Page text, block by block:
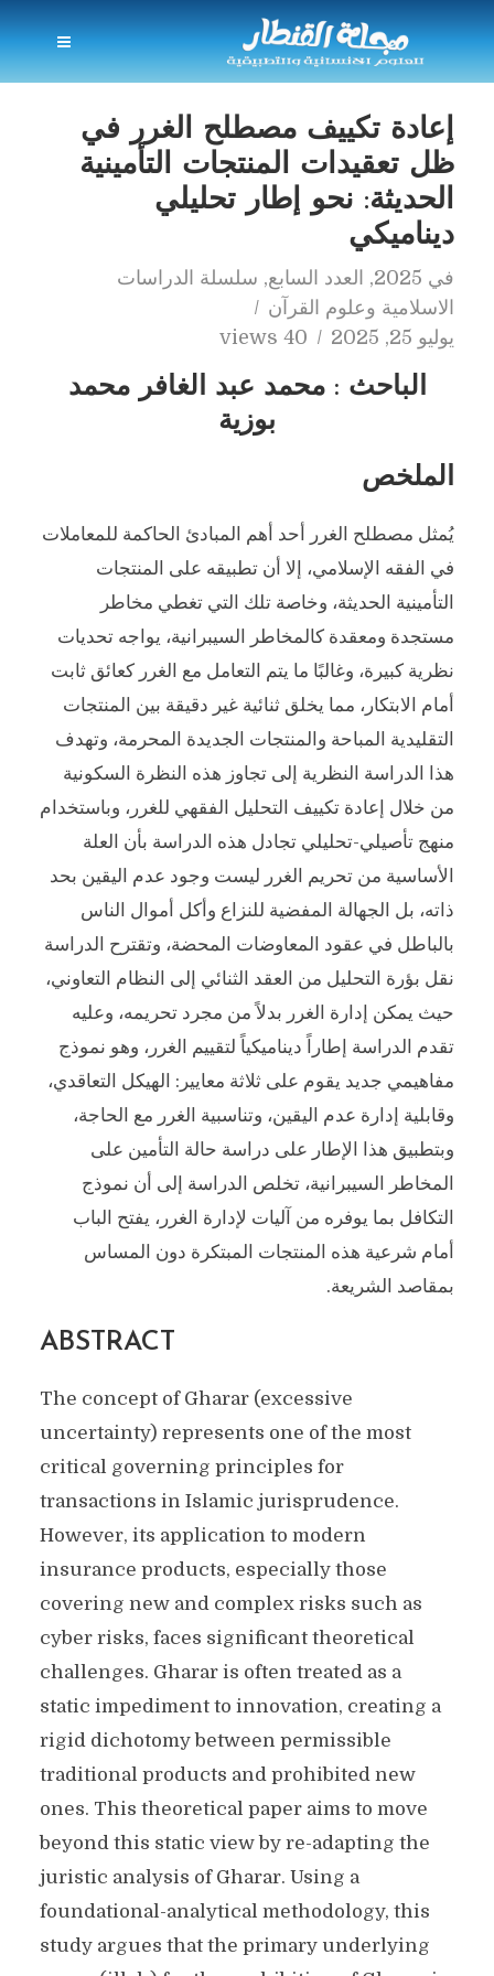
إعادة تكييف مصطلح الغرر في
ظل تعقيدات المنتجات التأمينية
الحديثة: نحو إطار تحليلي
ديناميكي
في 2025
, العدد السابع, سلسلة الدراسات
الاسلامية وعلوم القرآن
يوليو 25, 2025
40 views
الباحث : محمد عبد الغافر محمد
بوزية
الملخص
يُمثل مصطلح الغرر أحد أهم المبادئ الحاكمة للمعاملات
في الفقه الإسلامي، إلا أن تطبيقه على المنتجات
التأمينية الحديثة، وخاصة تلك التي تغطي مخاطر
مستجدة ومعقدة كالمخاطر السيبرانية، يواجه تحديات
نظرية كبيرة، وغالبًا ما يتم التعامل مع الغرر كعائق ثابت
أمام الابتكار، مما يخلق ثنائية غير دقيقة بين المنتجات
التقليدية المباحة والمنتجات الجديدة المحرمة، وتهدف
هذا الدراسة النظرية إلى تجاوز هذه النظرة السكونية
من خلال إعادة تكييف التحليل الفقهي للغرر، وباستخدام
منهج تأصيلي-تحليلي تجادل هذه الدراسة بأن العلة
الأساسية من تحريم الغرر ليست وجود عدم اليقين بحد
ذاته، بل الجهالة المفضية للنزاع وأكل أموال الناس
بالباطل في عقود المعاوضات المحضة، وتقترح الدراسة
نقل بؤرة التحليل من العقد الثنائي إلى النظام التعاوني،
حيث يمكن إدارة الغرر بدلاً من مجرد تحريمه، وعليه
تقدم الدراسة إطاراً ديناميكياً لتقييم الغرر، وهو نموذج
مفاهيمي جديد يقوم على ثلاثة معايير: الهيكل التعاقدي،
وقابلية إدارة عدم اليقين، وتناسبية الغرر مع الحاجة،
وبتطبيق هذا الإطار على دراسة حالة التأمين على
المخاطر السيبرانية، تخلص الدراسة إلى أن نموذج
التكافل بما يوفره من آليات لإدارة الغرر، يفتح الباب
أمام شرعية هذه المنتجات المبتكرة دون المساس
بمقاصد الشريعة.
ABSTRACT
The concept of Gharar (excessive
uncertainty) represents one of the most
critical governing principles for
transactions in Islamic jurisprudence.
However, its application to modern
insurance products, especially those
covering new and complex risks such as
cyber risks, faces significant theoretical
challenges. Gharar is often treated as a
static impediment to innovation, creating a
rigid dichotomy between permissible
traditional products and prohibited new
ones. This theoretical paper aims to move
beyond this static view by re-adapting the
juristic analysis of Gharar. Using a
foundational-analytical methodology, this
study argues that the primary underlying